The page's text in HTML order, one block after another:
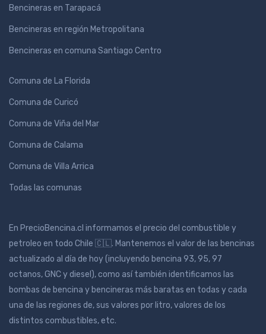
Bencineras en Tarapacá
Bencineras en región Metropolitana
Bencineras en comuna Santiago Centro
Comuna de La Florida
Comuna de Curicó
Comuna de Viña del Mar
Comuna de Calama
Comuna de Villa Arrica
Todas las comunas
En PrecioBencina.cl informamos el precio del combustible y
petroleo en todo Chile 🇨🇱. Mantenemos el valor de las bencinas
actualizado al día de hoy (incluyendo bencina 93, 95, 97
octanos, GNC y diesel), como así también identificamos las
bombas de bencina y bencineras más baratas en todas y cada
una de las regiones de, sus valores por litro, valores de los
distintos combustibles, etc.